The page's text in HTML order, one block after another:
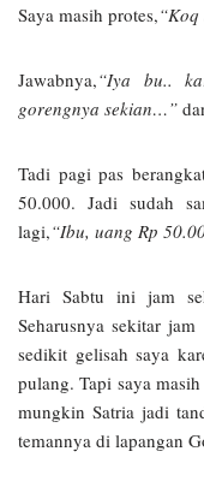
Saya masih protes,
Jawabnya,“Iya bu..
gorengnya sekian…”
Tadi pagi pas
50.000. Jadi sudah
lagi,“Ibu, uang Rp
Hari Sabtu ini jam
Seharusnya sekitar
sedikit gelisah saya
pulang. Tapi saya
mungkin Satria jadi
temannya di lapangan